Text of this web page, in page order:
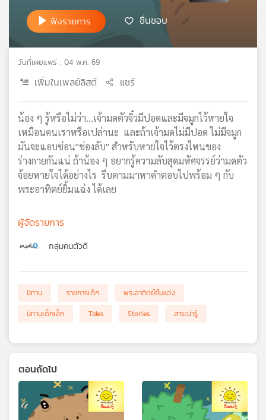
เครือ
วิทยุ
ไทย
แผนที่
วิทยุ
เครือ
ข่าย
ฟังรายการ ชื่นชอบ
วันที่เผยแพร่ : 04 พ.ค. 69
เพิ่มในเพลย์ลิสต์ แชร์
น้อง ๆ รู้หรือไม่ว่า...เจ้ามดตัวจิ๋วมีปอดและมีจมูกไว้หายใจ
เหมือนคนเราหรือเปล่านะ และถ้าเจ้ามดไม่มีปอด ไม่มีจมูก
มันจะแอบซ่อน"ช่องลับ" สำหรับหายใจไว้ตรงไหนของ
ร่างกายกันแน่ ถ้าน้อง ๆ อยากรู้ความลับสุดมหัศจรรย์ว่ามดตัว
จ้อยหายใจได้อย่างไร รีบตามมาหาคำตอบไปพร้อม ๆ กับ
พระอาทิตย์ยิ้มแฉ่ง ได้เลย
ผู้จัดรายการ
กลุ่มคนตัวดี
นิทาน รายการเด็ก
พระอาทิตย์ยิ้มแฉ่ง
นิทานเด็กเล็ก
Tales Stories สาระน่ารู้
ตอนถัดไป